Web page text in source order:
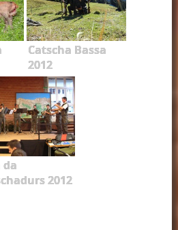
Catscha Bassa
2012
da
2012